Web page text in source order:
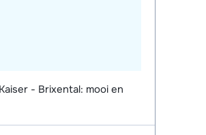
- Brixental: mooi en